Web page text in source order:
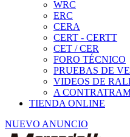
WRC
ERC
CERA
CERT - CERTT
CET / CER
FORO TÉCNICO
PRUEBAS DE
VIDEOS DE
A
TIENDA ONLINE
NUEVO ANUNCIO